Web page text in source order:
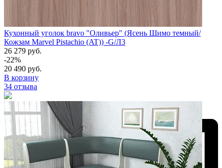
Кухонный уголок bravo "Оливьер" (Ясень Шимо темный/
Кожзам Marvel Pistachio (AT)) -G/Л3
26 279 руб.
-22%
20 490 руб.
В корзину
34 отзыва